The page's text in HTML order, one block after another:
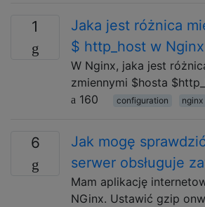
1
Jaka jest różnica
$ http_host w Nginx
W Nginx, jaka jest
zmiennymi $hosta
160
configuration nginx
6
Jak mogę
serwer obsługuje
Mam aplikację
NGinx. Ustawić gzip